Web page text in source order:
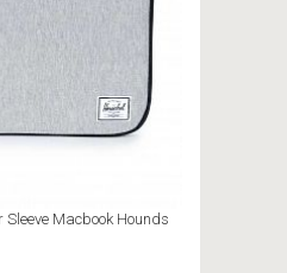
Sleeve Macbook Hounds